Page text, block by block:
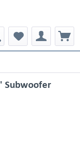
Subwoofer